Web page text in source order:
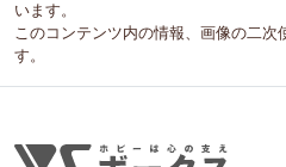
います。
このコンテンツ内の情報、画像の二次
す。